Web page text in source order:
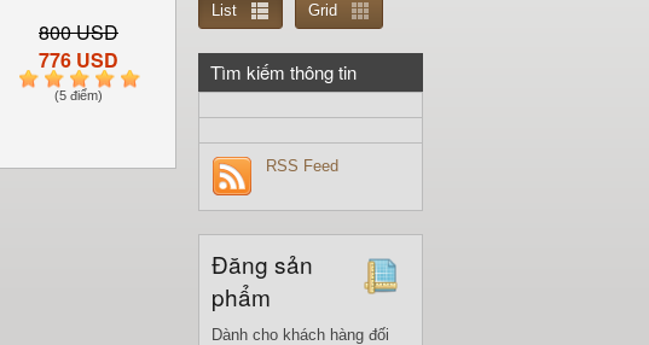
800 USD
776 USD
1 2 3 4 5
(5 điểm)
List Grid
Tìm kiếm thông tin
RSS Feed
Đăng sản
phẩm
Dành cho khách hàng đối